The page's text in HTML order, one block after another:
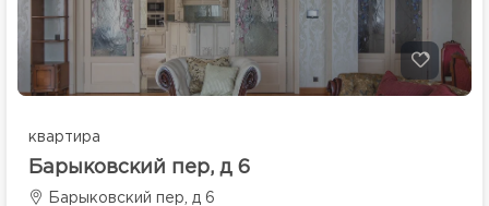
квартира
Барыковский пер, д 6
Барыковский пер, д 6